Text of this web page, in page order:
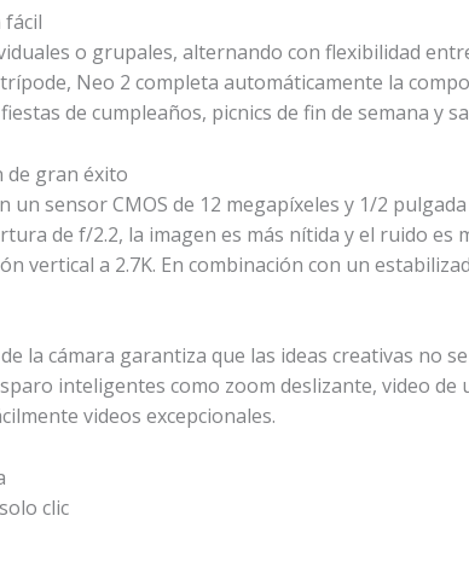
fácil
o grupales, alternando con flexibilidad
Neo 2 completa automáticamente la
de cumpleaños, picnics de fin de semana y
de gran éxito
un sensor CMOS de 12 megapíxeles y 1/2
de f/2.2, la imagen es más nítida y el ruido es
vertical a 2.7K. En combinación con un
la cámara garantiza que las ideas creativas no
inteligentes como zoom deslizante, video
videos excepcionales.
clic